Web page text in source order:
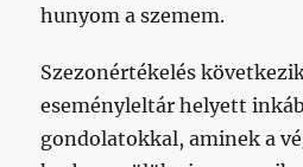
hunyom a szemem.
Szezonértékelés
eseményleltár helyett
gondolatokkal, aminek a